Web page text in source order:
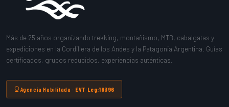
Más de 25 años organizando trekking, montañismo, MTB, cabalgatas y
expediciones en la Cordillera de los Andes y la Patagonia Argentina. Guías
certificados, grupos reducidos, experiencias auténticas.
Agencia Habilitada · EVT Leg:16396